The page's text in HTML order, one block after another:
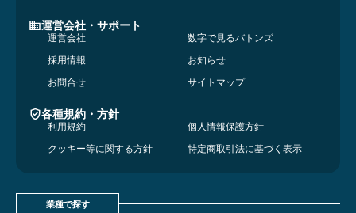
運営会社・サポート
運営会社
数字で見るバトンズ
採用情報
お知らせ
お問合せ
サイトマップ
各種規約・方針
利用規約
個人情報保護方針
クッキー等に関する方針
特定商取引法に基づく表示
業種で探す